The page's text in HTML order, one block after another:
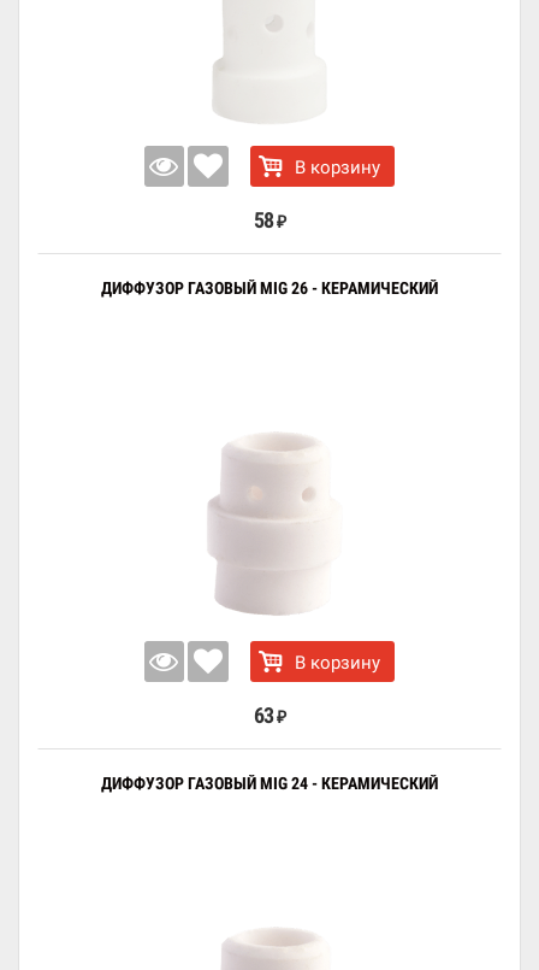
В корзину
58 ₽
ДИФФУЗОР ГАЗОВЫЙ MIG 26 - КЕРАМИЧЕСКИЙ
В корзину
63 ₽
ДИФФУЗОР ГАЗОВЫЙ MIG 24 - КЕРАМИЧЕСКИЙ